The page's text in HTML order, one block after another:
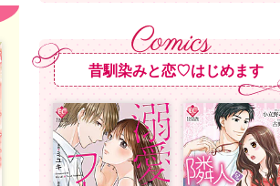
昔馴染みと恋♡はじめます